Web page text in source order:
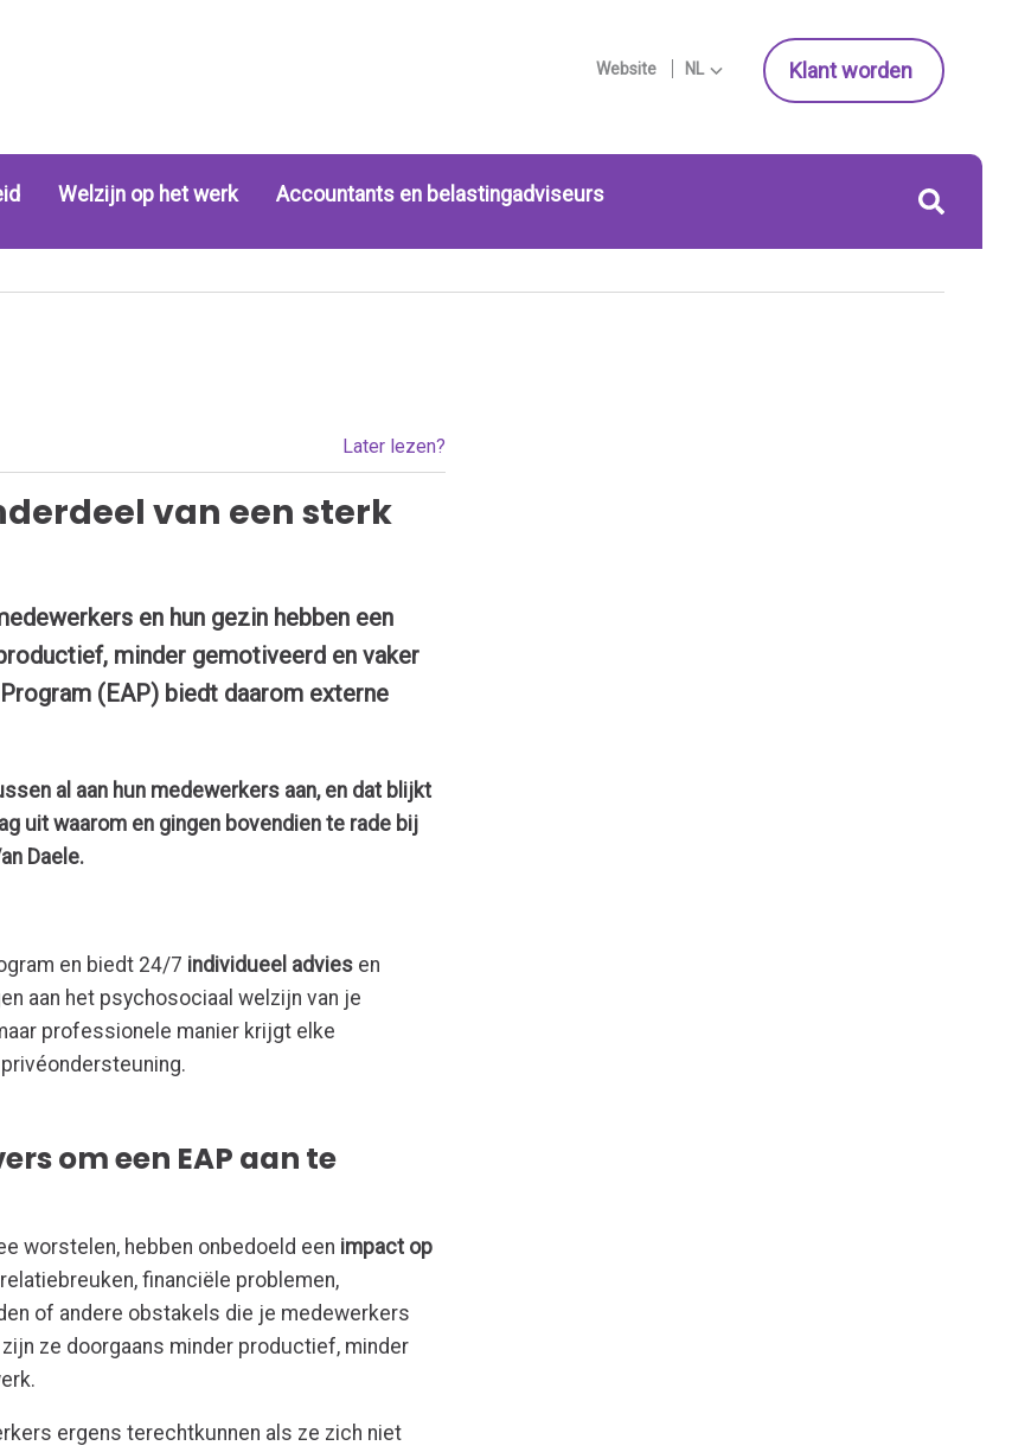
Website NL Klant worden
Welzijn op het werk Accountants en belastingadviseurs
Later lezen?
van een sterk
en hun gezin hebben een
minder gemotiveerd en vaker
(EAP) biedt daarom externe
al aan hun medewerkers aan, en dat blijkt
uit waarom en gingen bovendien te rade bij
Daele.
en biedt 24/7 individueel advies en
aan het psychosociaal welzijn van je
professionele manier krijgt elke
om een EAP aan te
worstelen, hebben onbedoeld een impact op
financiële problemen,
of andere obstakels die je medewerkers
ze doorgaans minder productief, minder
ergens terechtkunnen als ze zich niet